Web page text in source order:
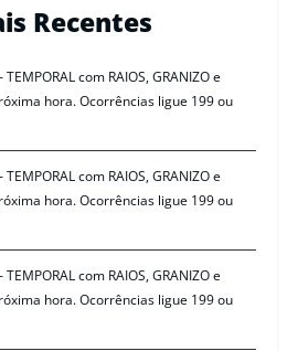
Recentes
com RAIOS, GRANIZO e
hora. Ocorrências ligue 199 ou
com RAIOS, GRANIZO e
hora. Ocorrências ligue 199 ou
com RAIOS, GRANIZO e
hora. Ocorrências ligue 199 ou